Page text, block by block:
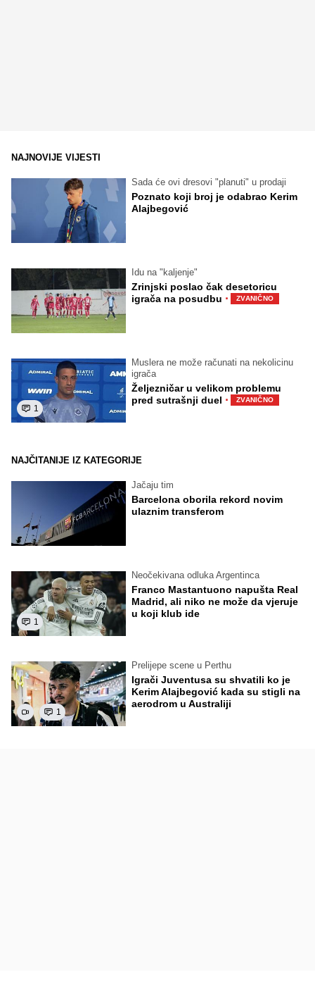
NAJNOVIJE VIJESTI
Sada će ovi dresovi "planuti" u prodaji
Poznato koji broj je odabrao Kerim
Alajbegović
Idu na "kaljenje"
Zrinjski poslao čak desetoricu
igrača na posudbu · ZVANIČNO
1
Muslera ne može računati na nekolicinu
igrača
Željezničar u velikom problemu
pred sutrašnji duel · ZVANIČNO
NAJČITANIJE IZ KATEGORIJE
Jačaju tim
Barcelona oborila rekord novim
ulaznim transferom
1
Neočekivana odluka Argentinca
Franco Mastantuono napušta Real
Madrid, ali niko ne može da vjeruje
u koji klub ide
1
Prelijepe scene u Perthu
Igrači Juventusa su shvatili ko je
Kerim Alajbegović kada su stigli na
aerodrom u Australiji